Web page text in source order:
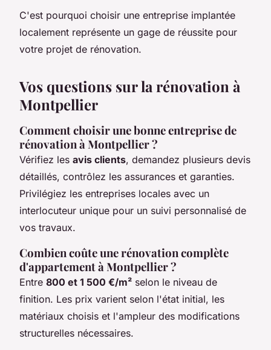
C'est pourquoi choisir une entreprise implantée
localement représente un gage de réussite pour
votre projet de rénovation.
Vos questions sur la rénovation à
Montpellier
Comment choisir une bonne entreprise de
rénovation à Montpellier ?
Vérifiez les avis clients, demandez plusieurs devis
détaillés, contrôlez les assurances et garanties.
Privilégiez les entreprises locales avec un
interlocuteur unique pour un suivi personnalisé de
vos travaux.
Combien coûte une rénovation complète
d'appartement à Montpellier ?
Entre 800 et 1 500 €/m² selon le niveau de
finition. Les prix varient selon l'état initial, les
matériaux choisis et l'ampleur des modifications
structurelles nécessaires.